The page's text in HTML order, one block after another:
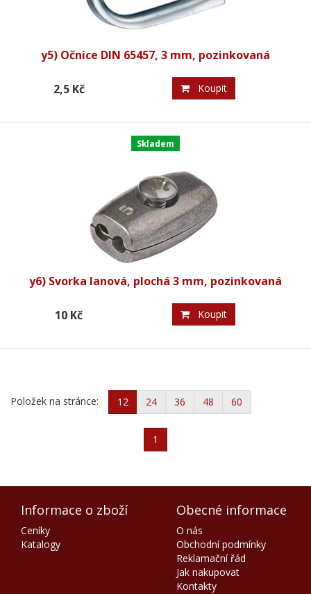
y5) Očnice DIN 65457, 3 mm, pozinkovaná
2,5 Kč Koupit
y6) Svorka lanová, plochá 3 mm, pozinkovaná
Skladem
10 Kč Koupit
Položek na stránce: 12 24 36 48 60
1
Informace o zboží
Ceníky
Katalogy
Obecné informace
O nás
Obchodní podmínky
Reklamační řád
Jak nakupovat
Kontakty